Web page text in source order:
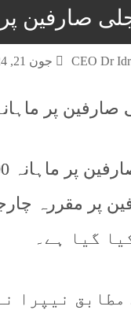
ماہانہ 200 تا ہزار روپے
CEO Dr جون 21, 2024
200 تا ہزار روپے فکس چارجز
گیا ہے۔
مطابق نیپرا